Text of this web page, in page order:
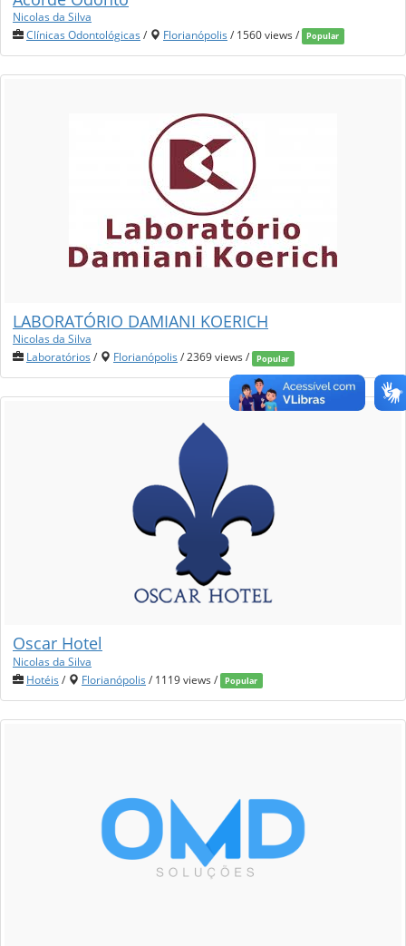
Nicolas da Silva
Clínicas Odontológicas / Florianópolis / 1560 views / Popular
LABORATÓRIO DAMIANI KOERICH
Nicolas da Silva
Laboratórios / Florianópolis / 2369 views / Popular
Oscar Hotel
Nicolas da Silva
Hotéis / Florianópolis / 1119 views / Popular